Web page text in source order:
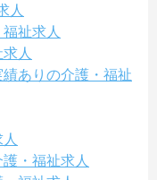
人
祉求人
人
ありの介護・福祉
・福祉求人